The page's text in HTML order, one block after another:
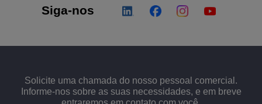
Siga-nos
Solicite uma chamada do nosso pessoal comercial.
Informe-nos sobre as suas necessidades, e em breve